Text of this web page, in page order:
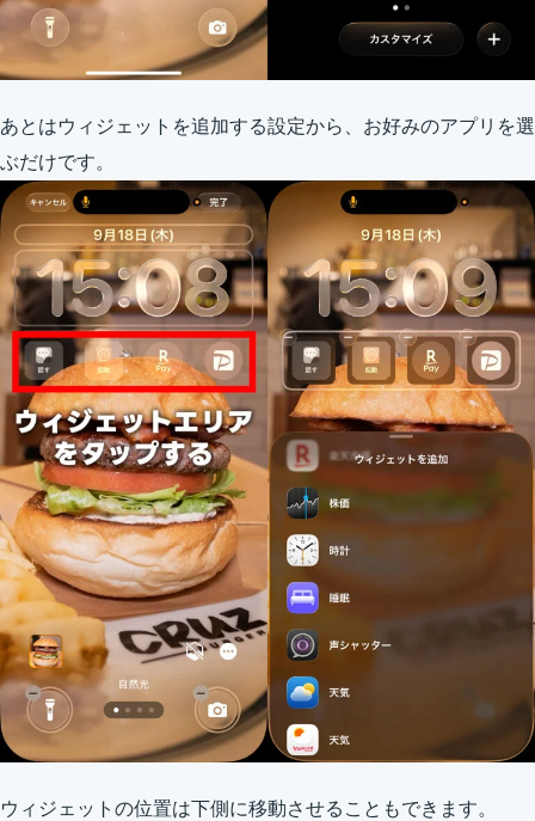
あとはウィジェットを追加する設定から、お好みのアプリを選
ぶだけです。
ウィジェットの位置は下側に移動させることもできます。